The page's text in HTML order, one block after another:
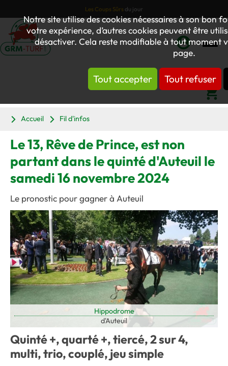
Notre site utilise des cookies nécessaires à son bon
votre expérience, d’autres cookies peuvent être
désactiver. Cela reste modifiable à tout moment
page.
Tout accepter Tout refuser
Les Coups Sûrs du jour
Mon
Panier
Accueil
Fil d'infos
Le 13, Rêve de Prince, est non
partant dans le quinté d'Auteuil le
samedi 16 novembre 2024
Le pronostic pour gagner à Auteuil
Hippodrome
d'Auteuil
Quinté +, quarté +, tiercé, 2 sur 4,
multi, trio, couplé, jeu simple